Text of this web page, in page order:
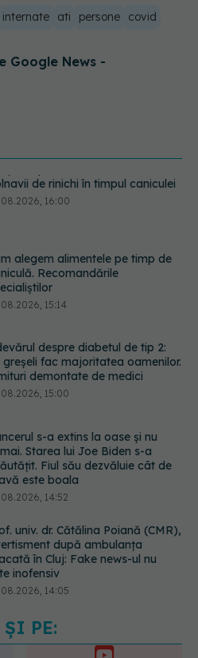
internate ati persone covid
Google News -
alegem alimentele pe timp de
despre diabetul de tip 2:
greșeli fac majoritatea oamenilor.
s-a extins la oase și nu
Starea lui Joe Biden s-a
14:52
univ. dr. Cătălina Poiană (CMR),
după ambulanța
în Cluj: Fake news-ul nu
14:05
periculoasă făcută de
de rinichi în timpul caniculei
16:00
ȘI PE: